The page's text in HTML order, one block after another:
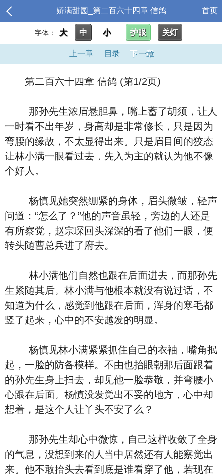
娇满甜园_第二百六十四章 信鸽 首页
字体： 大 中 小 护眼 关灯
上一章 目录 下一章
第二百六十四章 信鸽 (第1/2页)
那孙先生浓眉悬胆鼻，嘴上蓄了胡须，让人
一时看不出年岁，身高却是非常修长，只是因为
弯腰的缘故，不太显得出来。只是眉目间的狡态
让林小满一眼看过去，先入为主的就认为他不像
个好人。
杨慎见她突然绷紧的身体，眉头微皱，轻声
问道：“怎么了？”他的声音虽轻，旁边的人还是
有所察觉，赵宗琛回头深深的看了他们一眼，便
转头随曹总兵进了府去。
林小满他们自然也跟在后面进去，而那孙先
生紧随其后。林小满与他根本就没有说过话，不
知道为什么，感觉到他跟在后面，浑身的寒毛都
竖了起来，心中的不安越发的明显。
杨慎见林小满紧紧抓住自己的衣袖，嘴角抿
起，一脸的防备模样。不由也抬眼朝那后面跟着
的孙先生身上扫去，却见他一脸恭敬，并弯腰小
心跟在后面。杨慎没发觉出不妥的地方，心中却
想着，是这个人让丫头不安了么？
那孙先生却心中微惊，自己这样收敛了全身
的气息，没想到来的人当中居然还有人能察觉出
来。他不敢抬头去看到底是谁看穿了他，若现在